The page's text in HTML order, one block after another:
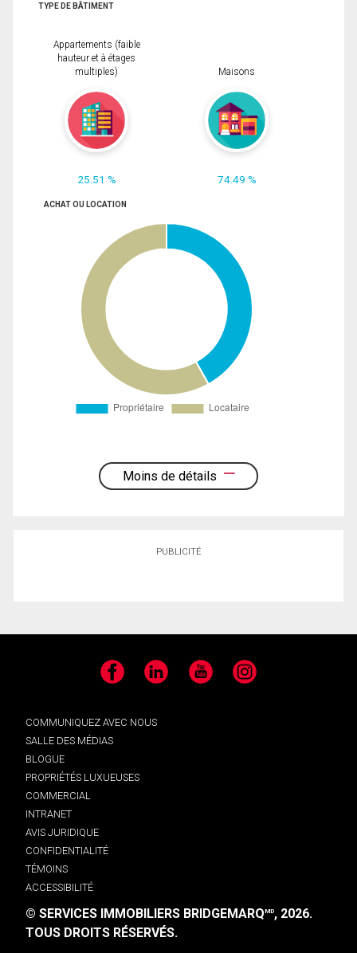
TYPE DE BÂTIMENT
Appartements (faible
hauteur et à étages
multiples)
25.51 %
Maisons
74.49 %
ACHAT OU LOCATION
Moins de détails
PUBLICITÉ
Facebook LinkedIn YouTube Instagram
COMMUNIQUEZ AVEC NOUS
SALLE DES MÉDIAS
BLOGUE
PROPRIÉTÉS LUXUEUSES
COMMERCIAL
INTRANET
AVIS JURIDIQUE
CONFIDENTIALITÉ
TÉMOINS
ACCESSIBILITÉ
© SERVICES IMMOBILIERS BRIDGEMARQMD, 2026.
TOUS DROITS RÉSERVÉS.